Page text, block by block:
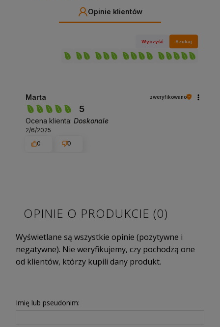
Opinie klientów
Wyczyść Szukaj
Marta zweryfikowano
5
Ocena klienta: Doskonale
2/6/2025
0
0
OPINIE O PRODUKCIE (0)
Wyświetlane są wszystkie opinie (pozytywne i
negatywne). Nie weryfikujemy, czy pochodzą one
od klientów, którzy kupili dany produkt.
Imię lub pseudonim: